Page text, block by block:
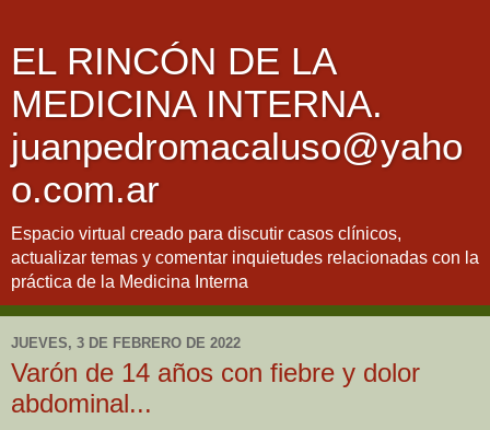
EL RINCÓN DE LA
MEDICINA INTERNA.
juanpedromacaluso@yaho
o.com.ar
Espacio virtual creado para discutir casos clínicos,
actualizar temas y comentar inquietudes relacionadas con la
práctica de la Medicina Interna
JUEVES, 3 DE FEBRERO DE 2022
Varón de 14 años con fiebre y dolor
abdominal...